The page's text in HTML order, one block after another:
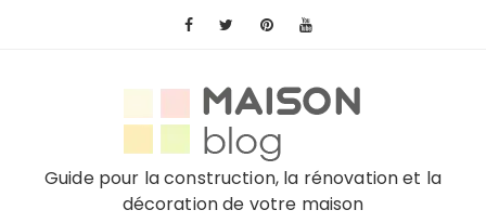
Guide pour la construction, la rénovation et la
décoration de votre maison